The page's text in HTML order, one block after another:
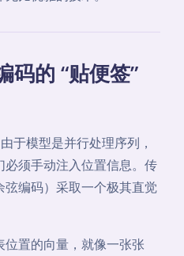
码的 “贴便签”
于模型是并行处理序列，
须手动注入位置信息。传
编码）采取一个极其直觉
置的向量，就像一张张